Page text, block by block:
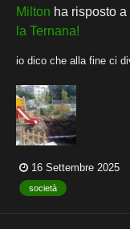
Milton ha risposto a
la Ternana!
io dico che alla fine ci
16 Settembre 2025
società